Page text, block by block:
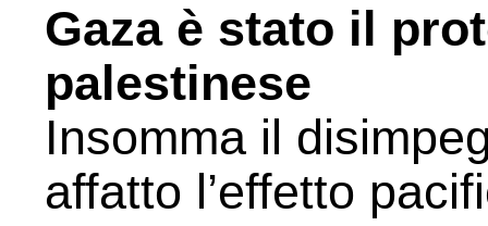
Gaza è stato il
palestinese
Insomma il
affatto l’effetto